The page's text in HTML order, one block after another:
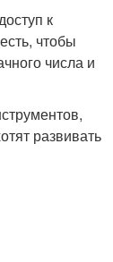
к
чтобы
числа и
развивать